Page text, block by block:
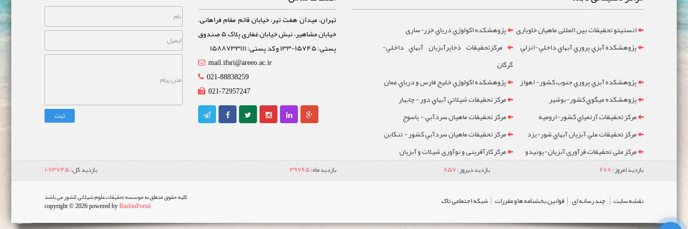
انستیتو تحقیقات بین المللی ماهیان خاویاری
پژوهشکده اکولوژي درياي خزر-ساری
پژوهشکده آبزي پروري آبهاي داخلي-انزلي
مرکزتحقيقات ذخايرآبزيان آبهاي داخلي-
گرگان
پژوهشکده آبزي پروري جنوب کشور- اهواز
پژوهشکده اکولوژي خليج فارس و درياي عمان
پژوهشکده ميگوي کشور-بوشهر
مرکز تحقيقات شيلاتي آبهاي دور - چابهار
مرکز تحقيقات آرتمياي کشور-ارومیه
مرکز تحقيقات ماهيان سردآبي - ياسوج
مرکز تحقيقات ملي آبزيان آبهاي شور-یزد
مرکز تحقيقات ماهيان سردآبي کشور - تنکابن
مرکز ملی تحقیقات فرآوری آبزیان-یونیدو
مرکز کارآفرینی و نوآوری شیلات و آبزیان
تهران، میدان هفت تیر، خیابان قائم مقام فراهانی،
خیابان مشاهیر، نبش خیابان غفاری پلاک 5 صندوق
پستی: 15745-133 و کد پستی: 1588733111
mail.ifsri@areeo.ac.ir
021-88838259
021-72957247
ثبت
بازدید امروز:678 بازدید دیروز:857 بازدید ماه:39765 بازدید کل:1063745
نقشه سایت | چند رسانه ای | قوانین،بخشنامه ها و مقررات | شبکه اجتماعی تاک کلیه حقوق متعلق به موسسه تحقیقات علوم شیلاتی کشور می باشد
copyright © 2026 powered byRashinPortal